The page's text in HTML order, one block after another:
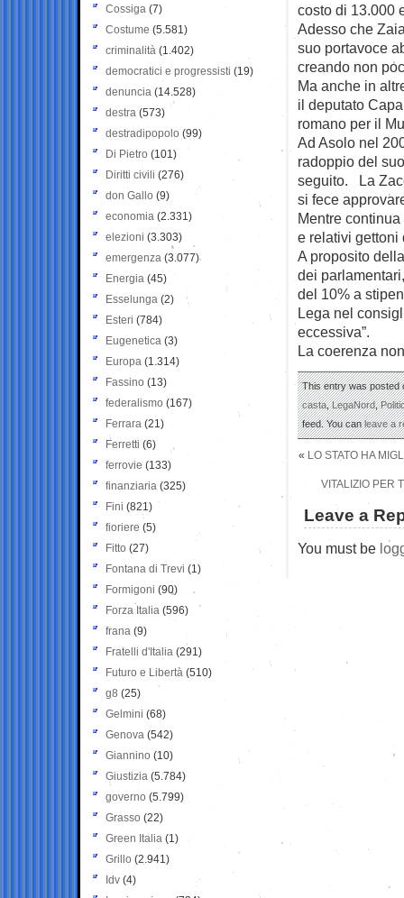
costo di 13.000
Adesso che
suo portavoce
creando non
Ma anche in
il deputato
romano per il
Ad Asolo nel
radoppio del
seguito. La
si fece
Mentre
e relativi gettoni
A proposito
dei
del 10% a
Lega nel
eccessiva”.
La coerenza
This entry was posted
casta,LegaNord,
feed. You canleave a
« LO STATO HA
VITALIZIO PER
Leave a
You must be
Cossiga (7)
Costume (5.581)
criminalità (1.402)
democratici e progressisti (19)
denuncia (14.528)
destra (573)
destradipopolo (99)
Di Pietro (101)
Diritti civili (276)
don Gallo (9)
economia (2.331)
elezioni (3.303)
emergenza (3.077)
Energia (45)
Esselunga (2)
Esteri (784)
Eugenetica (3)
Europa (1.314)
Fassino (13)
federalismo (167)
Ferrara (21)
Ferretti (6)
ferrovie (133)
finanziaria (325)
Fini (821)
fioriere (5)
Fitto (27)
Fontana di Trevi (1)
Formigoni (90)
Forza Italia (596)
frana (9)
Fratelli d'Italia (291)
Futuro e Libertà (510)
g8 (25)
Gelmini (68)
Genova (542)
Giannino (10)
Giustizia (5.784)
governo (5.799)
Grasso (22)
Green Italia (1)
Grillo (2.941)
Idv (4)